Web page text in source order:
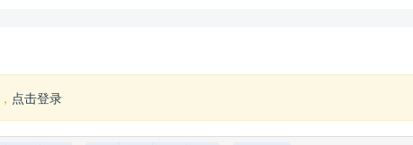
点击登录